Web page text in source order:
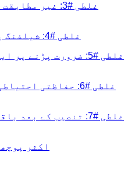
غلطی #3: غیر
غلطی #4: شیلفنگ یونٹ کو برابر نہ کرنا
غلطی #5: ضرورت پڑنے
غلطی #6: حفاظتی
غلطی #7: تنصیب کے
اکثر